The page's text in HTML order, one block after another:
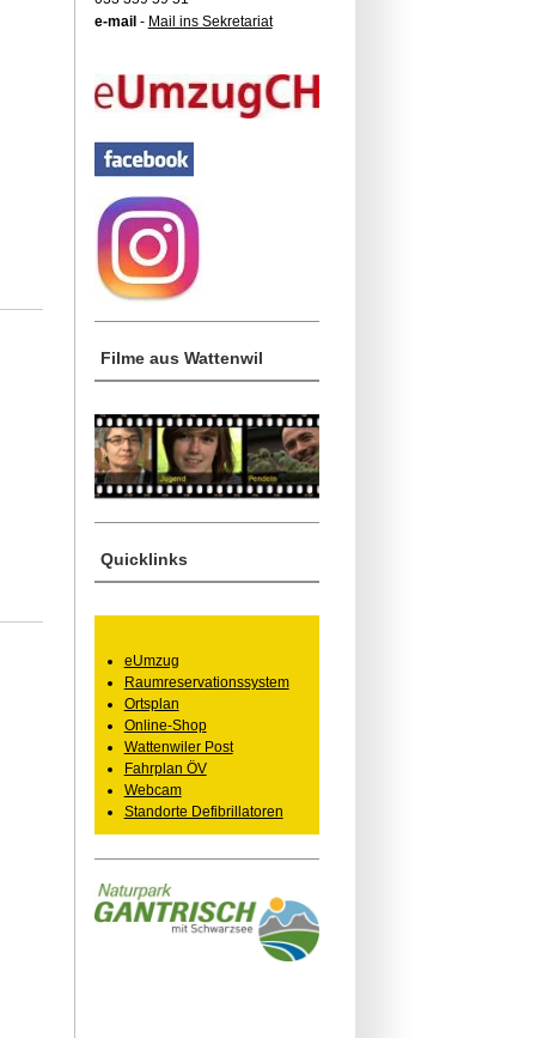
e-mail - Mail ins Sekretariat
Filme aus Wattenwil
Quicklinks
eUmzug
Raumreservationssystem
Ortsplan
Online-Shop
Wattenwiler Post
Fahrplan ÖV
Webcam
Standorte Defibrillatoren